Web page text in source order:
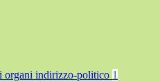
organi indirizzo-politico 1